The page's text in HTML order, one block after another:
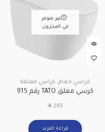
غير متوفر
في المخزون
كراسي حمام, كراسي معلقة
كرسي معلق TATO رقم 915
SAR265
قراءة المزيد